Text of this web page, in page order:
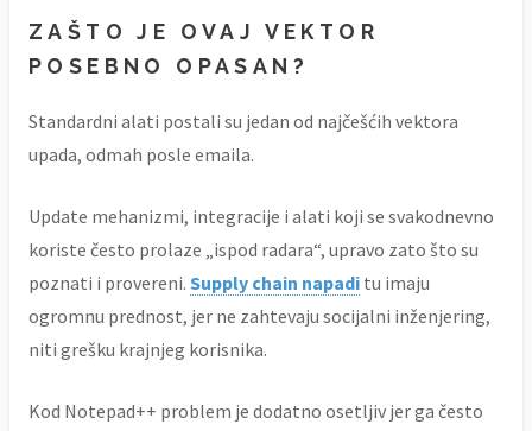
ZAŠTO JE OVAJ VEKTOR
POSEBNO OPASAN?
Standardni alati postali su jedan od najčešćih vektora
upada, odmah posle emaila.
Update mehanizmi, integracije i alati koji se svakodnevno
koriste često prolaze „ispod radara“, upravo zato što su
poznati i provereni. Supply chain napadi tu imaju
ogromnu prednost, jer ne zahtevaju socijalni inženjering,
niti grešku krajnjeg korisnika.
Kod Notepad++ problem je dodatno osetljiv jer ga često